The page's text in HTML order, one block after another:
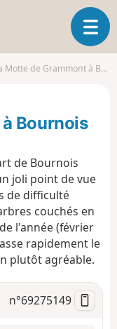
O
u
v
v
g
a
t
i
n
Motte de Grammont à Bournois
Bournois
de Bournois
joli point de vue
de difficulté
couchés en
l'année (février
rapidement le
plutôt agréable.
n°69275149